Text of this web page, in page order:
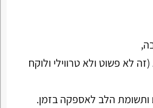
לא פשוט ולא טרווילי ולוקח
הלב לאספקה בזמן.